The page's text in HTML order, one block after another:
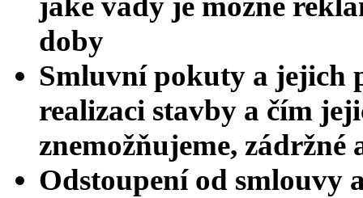
doby
Smluvní pokuty a jejich
realizaci stavby a čím
znemožňujeme,
Odstoupení od smlouvy